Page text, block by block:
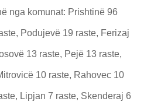
nga komunat: Prishtinë 96
Podujevë 19 raste, Ferizaj
13 raste, Pejë 13 raste,
10 raste, Rahovec 10
Lipjan 7 raste, Skenderaj 6